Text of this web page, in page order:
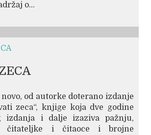
o...
od autorke doterano izdanje
zeca“, knjige koja dve godine
izdanja i dalje izaziva pažnju,
čitateljke i čitaoce i brojne